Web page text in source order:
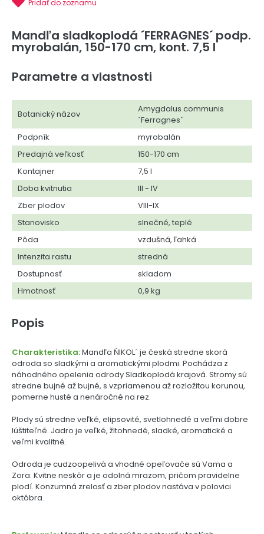
Pridať do zoznamu
Mandľa sladkoplodá ´FERRAGNES´ podp.
myrobalán, 150-170 cm, kont. 7,5 l
Parametre a vlastnosti
Botanický názov
Amygdalus communis
´Ferragnes´
Podpník
myrobalán
Predajná veľkosť
150-170 cm
Kontajner
7,5 l
Doba kvitnutia
III - IV
Zber plodov
VIII-IX
Stanovisko
slnečné, teplé
Pôda
vzdušná, ľahká
Intenzita rastu
stredná
Dostupnosť
skladom
Hmotnosť
0,9 kg
Popis
Charakteristika:Mandľa ŃIKOL´ je česká stredne skorá
odroda so sladkými a aromatickými plodmi. Pochádza z
náhodného opelenia odrody Sladkoplodá krajová. Stromy sú
stredne bujné až bujné, s vzpriamenou až rozložitou korunou,
pomerne husté a nenáročné na rez.
Plody sú stredne veľké, elipsovité, svetlohnedé a veľmi dobre
lúštiteľné. Jadro je veľké, žltohnedé, sladké, aromatické a
veľmi kvalitné.
Odroda je cudzoopelivá a vhodné opeľovače sú Vama a
Zora. Kvitne neskôr a je odolná mrazom, pričom pravidelne
plodí. Konzumná zrelosť a zber plodov nastáva v polovici
októbra.